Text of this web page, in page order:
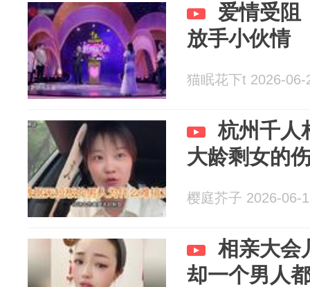
爱情受阻
放手小伙情
猫眠花下t 2026-06-
杭州千人
大龄剩女的
樱庭芥子 2026-06-
相亲大会
却一个男人